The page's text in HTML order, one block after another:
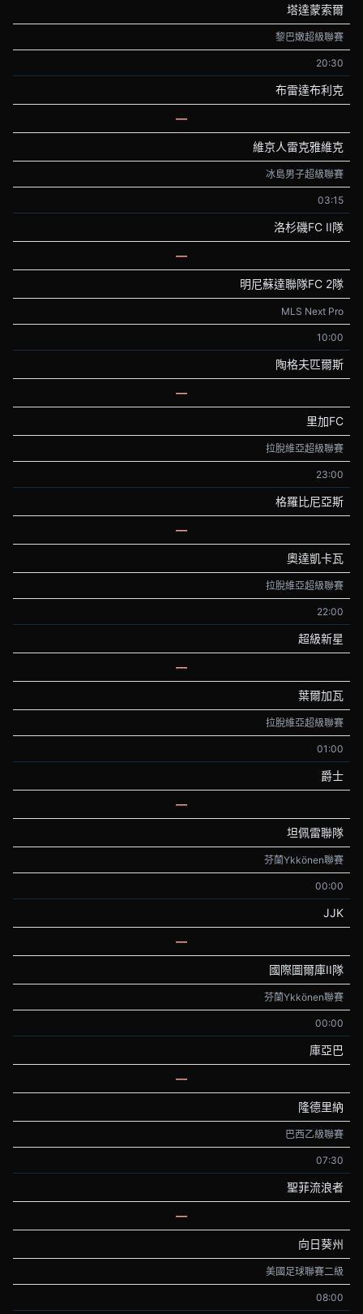
塔達蒙索爾
黎巴嫩超級聯賽
20:30
布雷達布利克
—
維京人雷克雅維克
冰島男子超級聯賽
03:15
洛杉磯FC II隊
—
明尼蘇達聯隊FC 2隊
MLS Next Pro
10:00
陶格夫匹爾斯
—
里加FC
拉脫維亞超級聯賽
23:00
格羅比尼亞斯
—
奧達凱卡瓦
拉脫維亞超級聯賽
22:00
超級新星
—
葉爾加瓦
拉脫維亞超級聯賽
01:00
爵士
—
坦佩雷聯隊
芬蘭Ykkönen聯賽
00:00
JJK
—
國際圖爾庫II隊
芬蘭Ykkönen聯賽
00:00
庫亞巴
—
隆德里納
巴西乙級聯賽
07:30
聖菲流浪者
—
向日葵州
美國足球聯賽二級
08:00